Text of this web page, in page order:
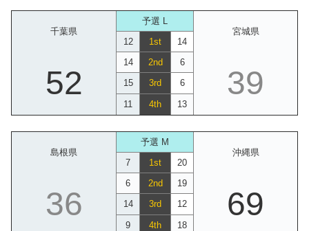
千葉県
予選 L
宮城県
12
1st 14
52
14 2nd 6
39
15 3rd 6
11 4th 13
島根県
予選 M
沖縄県
7
1st 20
36
6 2nd 19
69
14 3rd 12
9 4th 18